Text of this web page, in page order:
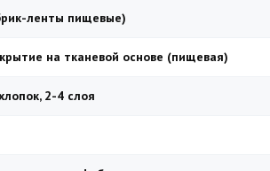
ленты пищевые)
на тканевой основе (пищевая)
2-4 слоя